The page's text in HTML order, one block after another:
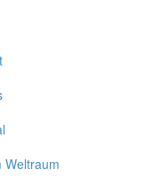
Weltraum